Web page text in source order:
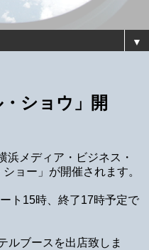
▼
ショウ」開
浜メディア・ビジネス・
ョー」が開催されます。
ト15時、終了17時予定で
ルブースを出店致しま